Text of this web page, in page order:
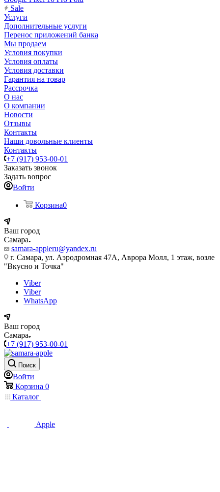
Sale
Услуги
Дополнительные услуги
Перенос приложений банка
Мы продаем
Условия покупки
Условия оплаты
Условия доставки
Гарантия на товар
Рассрочка
О нас
О компании
Новости
Отзывы
Контакты
Наши довольные клиенты
Контакты
+7 (917) 953-00-01
Заказать звонок
Задать вопрос
Войти
Корзина0
Ваш город
Самара
samara-appleru@yandex.ru
г. Самара, ул. Аэродромная 47А, Аврора Молл, 1 этаж, возле
"Вкусно и Точка"
Viber
Viber
WhatsApp
Ваш город
Самара
+7 (917) 953-00-01
Поиск
Войти
Корзина 0
Каталог
Apple